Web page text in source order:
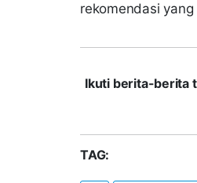
rekomendasi
Ikuti berita-berita
TAG: